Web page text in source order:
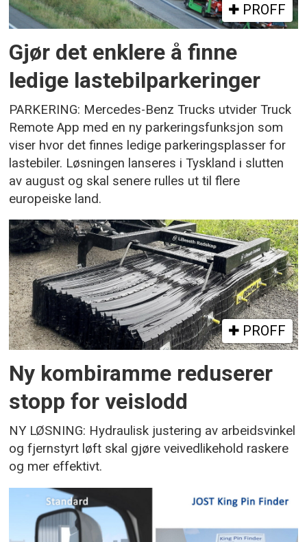
PROFF
Gjør det enklere å finne
ledige lastebilparkeringer
PARKERING: Mercedes-Benz Trucks utvider Truck
Remote App med en ny parkeringsfunksjon som
viser hvor det finnes ledige parkeringsplasser for
lastebiler. Løsningen lanseres i Tyskland i slutten
av august og skal senere rulles ut til flere
europeiske land.
PROFF
Ny kombiramme reduserer
stopp for veislodd
NY LØSNING: Hydraulisk justering av arbeidsvinkel
og fjernstyrt løft skal gjøre veivedlikehold raskere
og mer effektivt.